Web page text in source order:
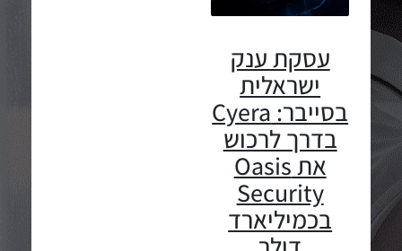
השותפים
שלנו
עסקת ענק
ישראלית
בסייבר: Cyera
בדרך לרכוש
את Oasis
Security
בכמיליארד